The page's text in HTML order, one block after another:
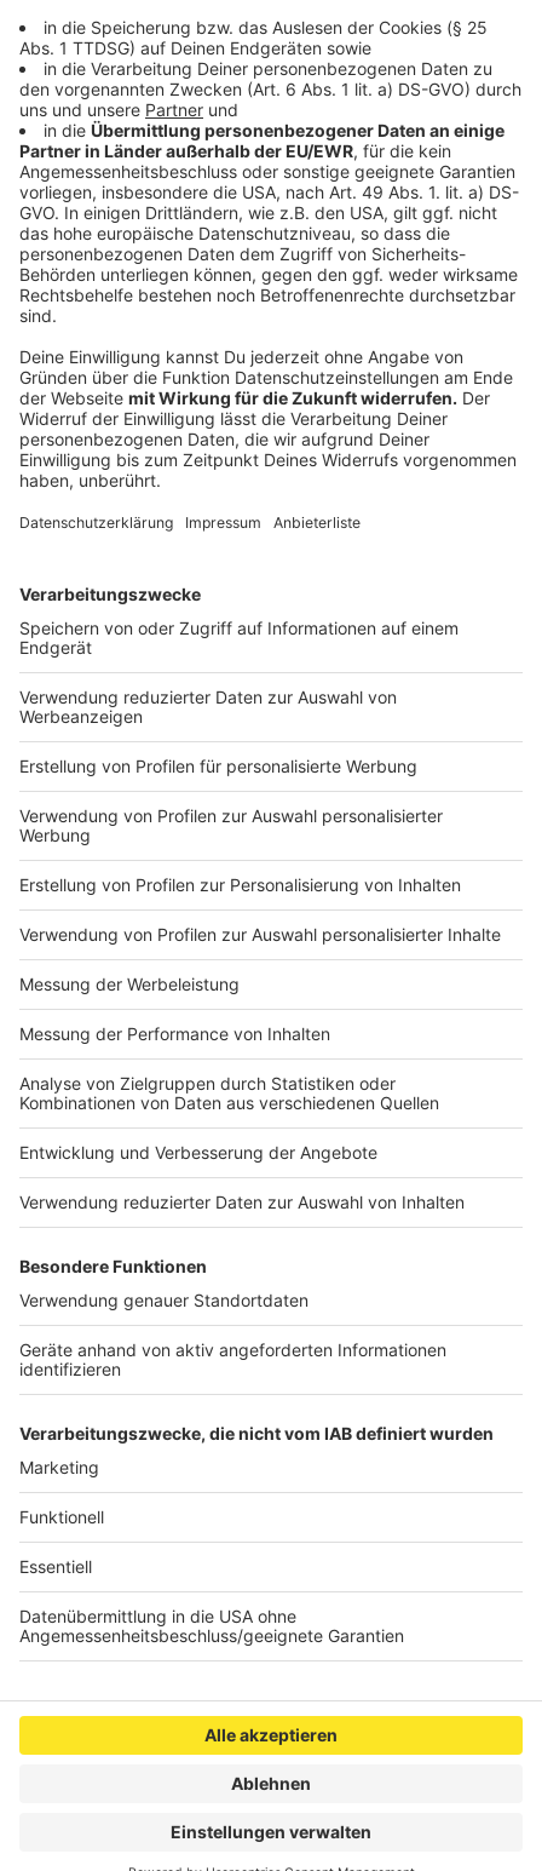
©RADIO NRW
Anzeige
Hamm – 24. Oktober 2026
In Hamm erwartet euch ein Abend mit Comedy von
Atze Schröder, Mirja Regensburg und Hannes Höfer.
Gemeinsam mit Gastgeber Jürgen Bangert sorgen sie
für einen abwechslungsreichen Mix aus verschiedenen
Programmen und jede Menge Unterhaltung.
Anzeige
©RADIO NRW
Velbert – 26. Oktober 2026
Auch in Velbert macht das Comedy Camp Halt. Mit
Kaya Yanar, Laura Brummer und Hannes Höfer stehen
bekannte Gesichter der Szene auf der Bühne. Durch
den Abend führt Jürgen Bangert, der euch durch die
Show begleitet.
Anzeige
Legden / Dorf Münsterland – 14. November 2026
Zum Abschluss der Tour geht es ins Dorf Münsterland
Lampert und Hannes Höfer. Gemeinsam mit Gastgeber
Highlight der Tour.
Anzeige
Anzeige